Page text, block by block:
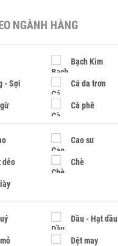
NGÀNH HÀNG
Bạch Kim
- Sợi Cá da trơn
Cà phê
Cao su
dẻo Chè
Dầu - Hạt dầu
Dệt may